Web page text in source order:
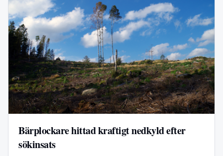
Bärplockare hittad kraftigt nedkyld efter
sökinsats